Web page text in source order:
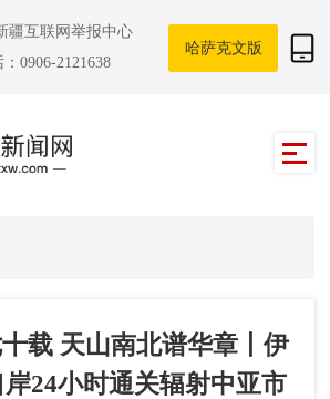
疆互联网举报中心
0906-2121638
哈萨克文版
载 天山南北谱华章丨伊
24小时通关辐射中亚市